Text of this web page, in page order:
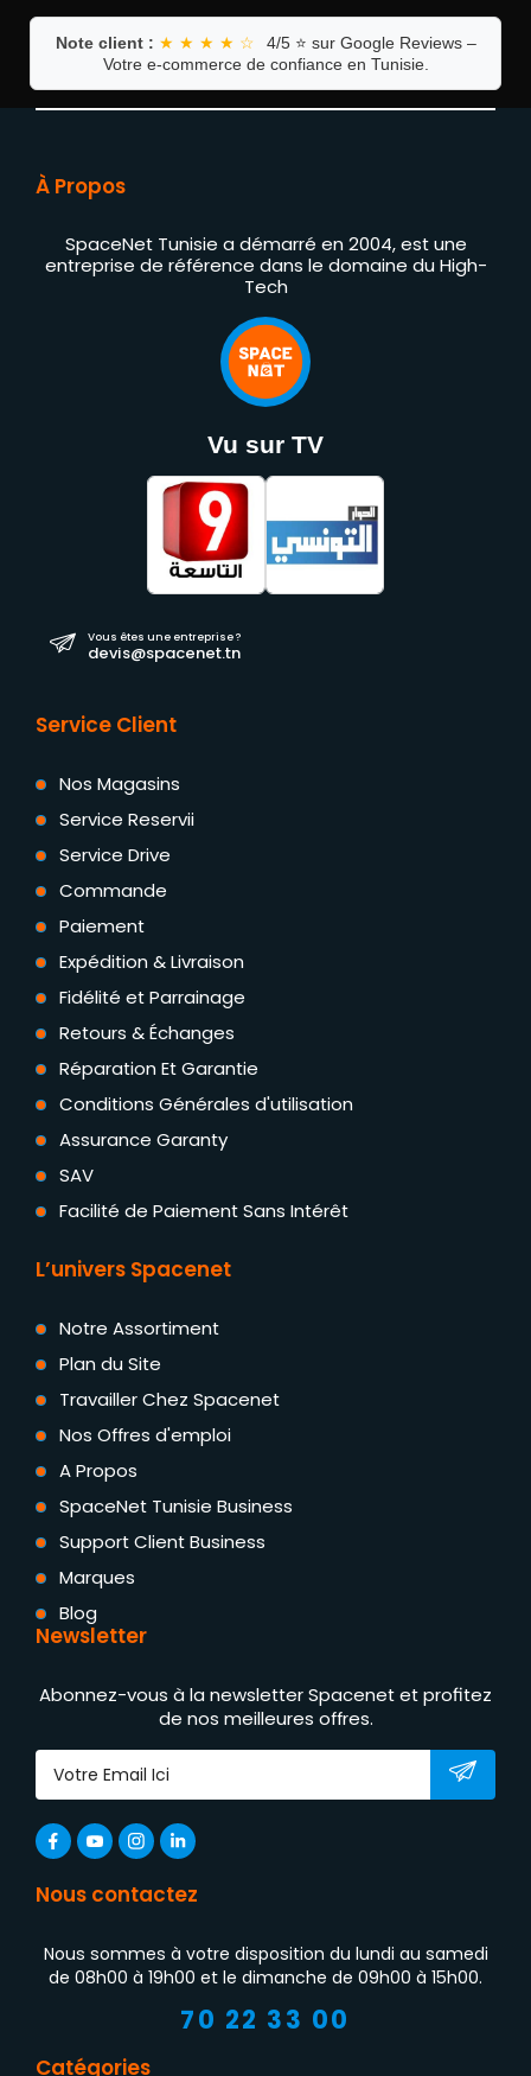
Note client : ★ ★ ★ ★ ☆
4/5 ⭐ sur Google Reviews –
Votre e-commerce de confiance en Tunisie.
À Propos
SpaceNet Tunisie a démarré en 2004, est une
entreprise de référence dans le domaine du High-
Tech
Vu sur TV
Vous êtes une entreprise ?
devis@spacenet.tn
Service Client
Nos Magasins
Service Reservii
Service Drive
Commande
Paiement
Expédition & Livraison
Fidélité et Parrainage
Retours & Échanges
Réparation Et Garantie
Conditions Générales d'utilisation
Assurance Garanty
SAV
Facilité de Paiement Sans Intérêt
L’univers Spacenet
Notre Assortiment
Plan du Site
Travailler Chez Spacenet
Nos Offres d'emploi
A Propos
SpaceNet Tunisie Business
Support Client Business
Marques
Blog
Newsletter
Abonnez-vous à la newsletter Spacenet et profitez
de nos meilleures offres.
Nous contactez
Nous sommes à votre disposition du lundi au samedi
de 08h00 à 19h00 et le dimanche de 09h00 à 15h00.
70 22 33 00
Catégories